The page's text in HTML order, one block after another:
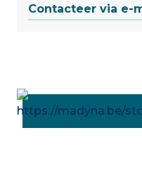
Contacteer via e-